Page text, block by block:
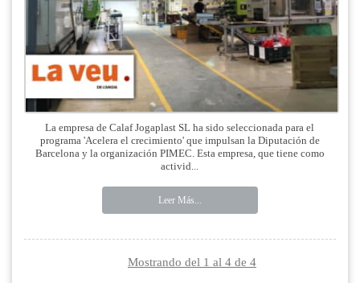
La empresa de Calaf Jogaplast SL ha sido seleccionada para el
programa 'Acelera el crecimiento' que impulsan la Diputación de
Barcelona y la organización PIMEC. Esta empresa, que tiene como
activid...
Leer Más...
Mostrando del 1 al 4 de 4